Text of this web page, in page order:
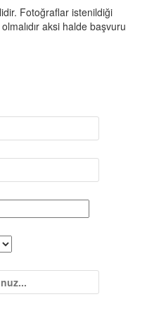
Fotoğraflar istenildiği
aksi halde başvuru